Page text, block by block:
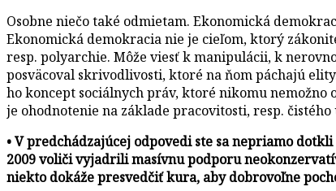
Osobne niečo také odmietam. Ekonomická
Ekonomická demokracia nie je cieľom, ktorý
resp. polyarchie. Môže viesť k manipulácii, k
posväcoval skrivodlivosti, ktoré na ňom páchajú
ho koncept sociálnych práv, ktoré nikomu
je ohodnotenie na základe pracovitosti, resp. čistého
• V predchádzajúcej odpovedi ste sa nepriamo
2009 voliči vyjadrili masívnu podporu
niekto dokáže presvedčiť kura, aby dobrovoľne